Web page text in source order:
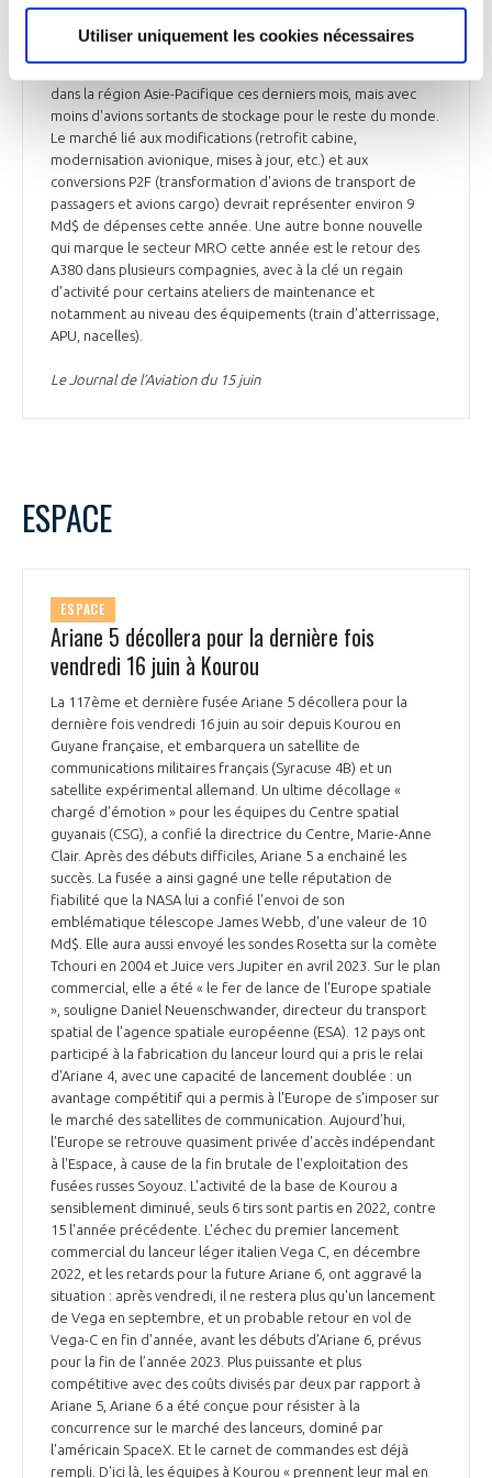
Utiliser uniquement les cookies nécessaires
Goldcare chez Boeing ou encore FlightSense et Ascencia
chez le grand équipementier américain Collins Aerospace. La
maintenance cellule devrait quant à elle atteindre les 19,3
dans la région Asie-Pacifique ces derniers mois, mais avec
moins d'avions sortants de stockage pour le reste du monde.
Le marché lié aux modifications (retrofit cabine,
modernisation avionique, mises à jour, etc.) et aux
conversions P2F (transformation d'avions de transport de
passagers et avions cargo) devrait représenter environ 9
Md$ de dépenses cette année. Une autre bonne nouvelle
qui marque le secteur MRO cette année est le retour des
A380 dans plusieurs compagnies, avec à la clé un regain
d'activité pour certains ateliers de maintenance et
notamment au niveau des équipements (train d'atterrissage,
APU, nacelles).
Le Journal de l’Aviation du 15 juin
ESPACE
ESPACE
Ariane 5 décollera pour la dernière fois
vendredi 16 juin à Kourou
La 117ème et dernière fusée Ariane 5 décollera pour la
dernière fois vendredi 16 juin au soir depuis Kourou en
Guyane française, et embarquera un satellite de
communications militaires français (Syracuse 4B) et un
satellite expérimental allemand. Un ultime décollage «
chargé d'émotion » pour les équipes du Centre spatial
guyanais (CSG), a confié la directrice du Centre, Marie-Anne
Clair. Après des débuts difficiles, Ariane 5 a enchainé les
succès. La fusée a ainsi gagné une telle réputation de
fiabilité que la NASA lui a confié l'envoi de son
emblématique télescope James Webb, d'une valeur de 10
Md$. Elle aura aussi envoyé les sondes Rosetta sur la comète
Tchouri en 2004 et Juice vers Jupiter en avril 2023. Sur le plan
commercial, elle a été « le fer de lance de l'Europe spatiale
», souligne Daniel Neuenschwander, directeur du transport
spatial de l'agence spatiale européenne (ESA). 12 pays ont
participé à la fabrication du lanceur lourd qui a pris le relai
d'Ariane 4, avec une capacité de lancement doublée : un
avantage compétitif qui a permis à l'Europe de s'imposer sur
le marché des satellites de communication. Aujourd’hui,
l’Europe se retrouve quasiment privée d'accès indépendant
à l'Espace, à cause de la fin brutale de l'exploitation des
fusées russes Soyouz. L'activité de la base de Kourou a
sensiblement diminué, seuls 6 tirs sont partis en 2022, contre
15 l'année précédente. L'échec du premier lancement
commercial du lanceur léger italien Vega C, en décembre
2022, et les retards pour la future Ariane 6, ont aggravé la
situation : après vendredi, il ne restera plus qu'un lancement
de Vega en septembre, et un probable retour en vol de
Vega-C en fin d'année, avant les débuts d’Ariane 6, prévus
pour la fin de l’année 2023. Plus puissante et plus
compétitive avec des coûts divisés par deux par rapport à
Ariane 5, Ariane 6 a été conçue pour résister à la
concurrence sur le marché des lanceurs, dominé par
l'américain SpaceX. Et le carnet de commandes est déjà
rempli. D'ici là, les équipes à Kourou « prennent leur mal en